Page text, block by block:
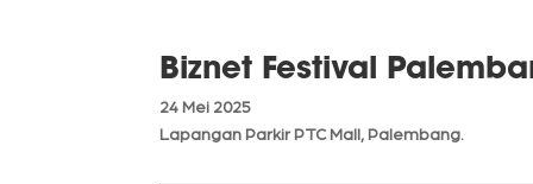
Biznet Festival
24 Mei 2025
Lapangan Parkir PTC Mall, Palembang.